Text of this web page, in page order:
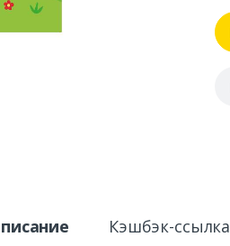
Кэшбэк-ссылка